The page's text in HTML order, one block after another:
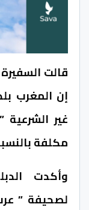
قالت
إن المغرب
غير
مكلفة
وأكدت
لصحيفة ”